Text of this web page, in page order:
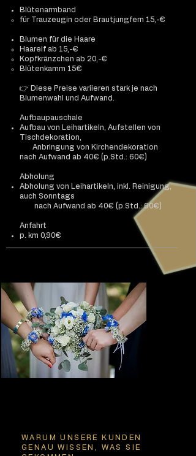
Blütenarmband
für Trauzeugin oder Brautjungfern 15,-€
Blumen für die Haare
Haareif ab 15,-€
Kopfkränzchen ab 20,-€
Blütenkamm 15€
👉 Diese Preise variieren stark je nach
Blumenwahl und Aufwand.
Aufbaupauschale
Aufbau von Leihartikeln, Aufstellen von
Tischdekoration,
Anbringung von Kirchendekoration
nach Aufwand ab 40€ (p.Std.: 60€)
Abholung
Abholung von Leihartikeln, inkl. Reinigung,
auch Sonntags
nach Aufwand ab 40€ (p.Std.: 60€)
Anfahrt
p. km 0,90€
WARUM UNSERE KUNDEN
GENAU WISSEN, WAS SIE